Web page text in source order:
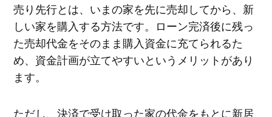
売り先行とは、いまの家を先に売却してから、新
しい家を購入する方法です。ローン完済後に残っ
た売却代金をそのまま購入資金に充てられるた
め、資金計画が立てやすいというメリットがあり
ます。
ただし、決済で受け取った家の代金をもとに新居